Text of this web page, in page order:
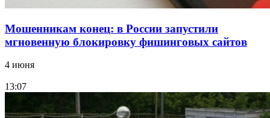
Мошенникам конец: в России запустили
мгновенную блокировку фишинговых сайтов
4 июня
13:07